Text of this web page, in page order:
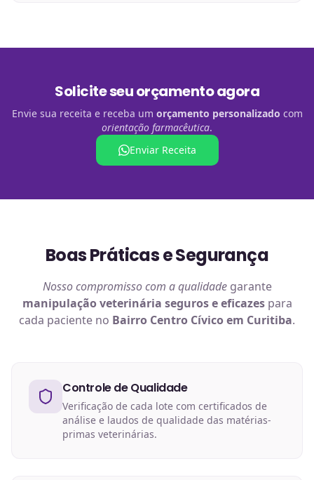
Solicite seu orçamento agora
Envie sua receita e receba um orçamento personalizado com
orientação farmacêutica.
Enviar Receita
Boas Práticas e Segurança
Nosso compromisso com a qualidadegarante
manipulação veterinária seguros e eficazespara
cada paciente no Bairro Centro Cívico em Curitiba.
Controle de Qualidade
Verificação de cada lote com certificados de
análise e laudos de qualidade das matérias-
primas veterinárias.